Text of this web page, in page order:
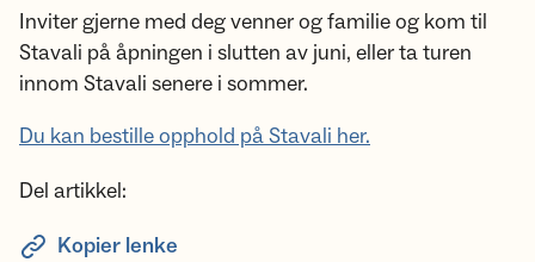
Inviter gjerne med deg venner og familie og kom til
Stavali på åpningen i slutten av juni, eller ta turen
innom Stavali senere i sommer.
Du kan bestille opphold på Stavali her.
Del artikkel:
Kopier lenke